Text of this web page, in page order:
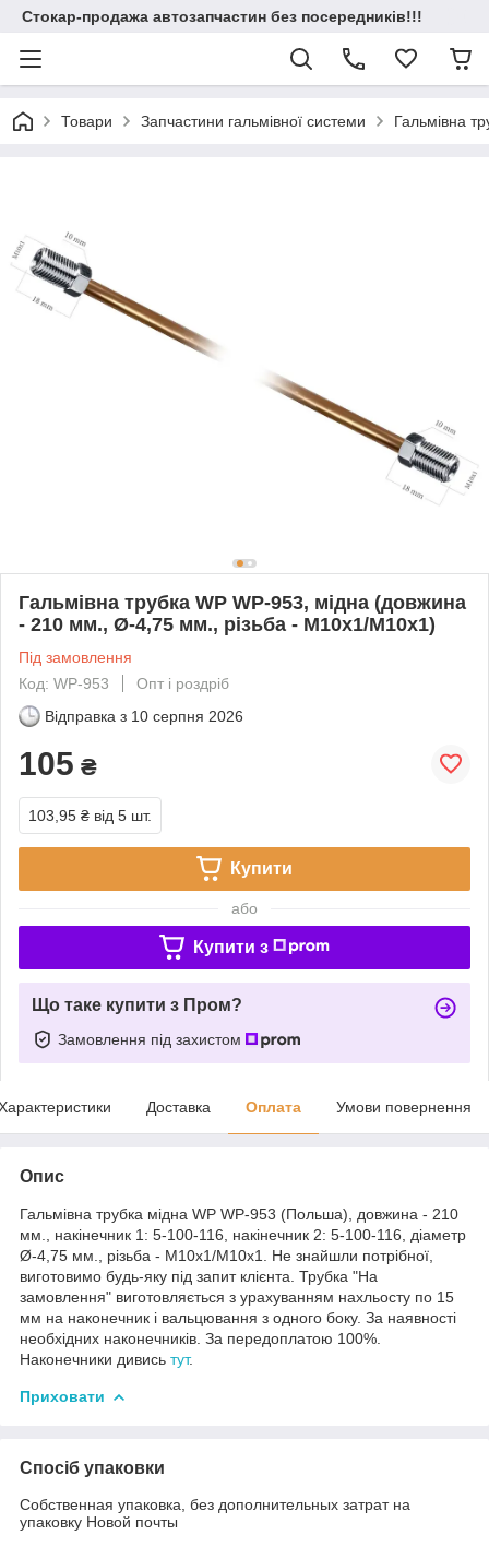
Стокар-продажа автозапчастин без посередників!!!
Товари Запчастини гальмівної системи Гальмівна
Гальмівна трубка WP WP-953, мідна (довжина
- 210 мм., Ø-4,75 мм., різьба - М10х1/М10х1)
Під замовлення
Код: WP-953
Опт і роздріб
Відправка з 10 серпня 2026
105 ₴
103,95 ₴ від 5 шт.
Купити
або
Купити з
Що таке купити з Пром?
Замовлення під захистом
Доставка Оплата Умови повернення
Опис
Гальмівна трубка мідна WP WP-953 (Польша), довжина - 210
мм., накінечник 1: 5-100-116, накінечник 2: 5-100-116, діаметр
Ø-4,75 мм., різьба - М10х1/М10х1. Не знайшли потрібної,
виготовимо будь-яку під запит клієнта. Трубка "На
замовлення" виготовляється з урахуванням нахльосту по 15
мм на наконечник і вальцювання з одного боку. За наявності
необхідних наконечників. За передоплатою 100%.
Наконечники дивись тут.
Приховати
Спосіб упаковки
Собственная упаковка, без дополнительных затрат на
упаковку Новой почты